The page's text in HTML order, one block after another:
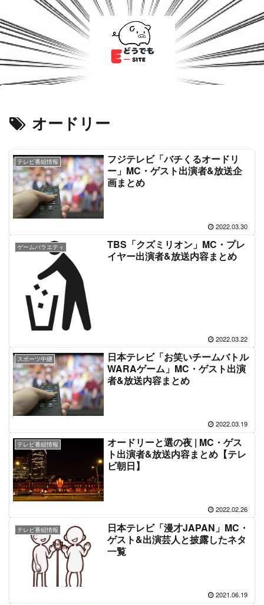
オードリー
テレビ番組情報
フジテレビ「バチくるオードリ
ー」MC・ゲスト出演者&放送企
画まとめ
2022.03.30
ゲームバラエティ
TBS「クズミリオン」MC・プレ
イヤー出演者&放送内容まとめ
2022.03.22
スポーツ中継
日本テレビ「お笑いチームバトル
WARAゲーム」MC・ゲスト出演
者&放送内容まとめ
2022.03.19
テレビ番組情報
オードリーと選の夜 | MC・ゲス
ト出演者&放送内容まとめ【テレ
ビ朝日】
2022.02.26
テレビ番組情報
日本テレビ「漫才JAPAN」MC・
ゲスト&出演芸人と披露したネタ
一覧
2021.06.19